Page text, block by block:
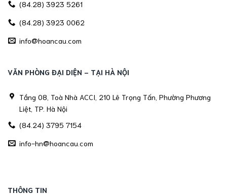
(84.28) 3923 5261
(84.28) 3923 0062
info@hoancau.com
VĂN PHÒNG ĐẠI DIỆN - TẠI HÀ NỘI
Tầng 08, Toà Nhà ACCI, 210 Lê Trọng Tấn, Phường Phương
Liệt, TP. Hà Nội
(84.24) 3795 7154
info-hn@hoancau.com
THÔNG TIN